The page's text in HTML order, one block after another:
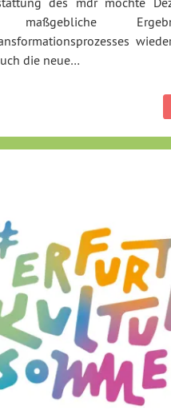
maßgebliche
die neue…